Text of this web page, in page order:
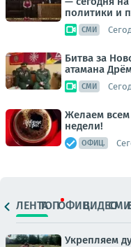
политики и
СМИ
Битва за
атамана
СМИ
Желаем всем
недели!
ОФИЦ.
ЛЕНТАТОПОФИЦ.ВИДЕОСМИ
Укрепляем